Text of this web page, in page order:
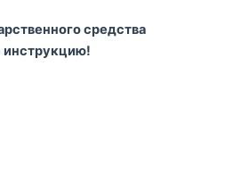
средства
инструкцию!